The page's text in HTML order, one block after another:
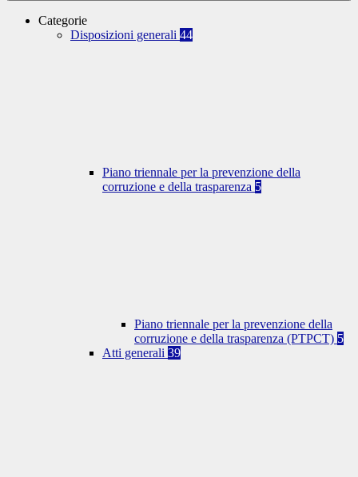
Categorie
Disposizioni generali 44
Piano triennale per la prevenzione della
corruzione e della trasparenza 5
Piano triennale per la prevenzione della
corruzione e della trasparenza (PTPCT) 5
Atti generali 39